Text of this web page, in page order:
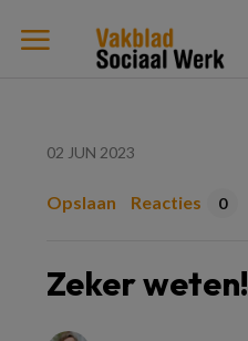
02 JUN 2023
Opslaan Reacties 0
Zeker weten!